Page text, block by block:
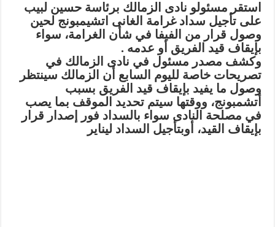
استقر مسئولو نادى الزمالك برئاسة حسين لبيب
على تأجيل سداد غرامة الغانى اتشيمبونج لحين
وصول قرار من الفيفا في شأن الغرامة، سواء
بإيقاف قيد الفريق أو عدمه .
وكشف مصدر مسئول في نادى الزمالك في
تصريحات خاصة لليوم السابع أن الزمالك سينتظر
وصول ما يفيد بإيقاف قيد الفريق بسبب
أتشمبونج، ووقتها سيتم تحديد الموقف بما يصب
في مصلحة النادى سواء بالسداد فور إصدار قرار
بإيقاف القيد، أوبتأجيل السداد ليناير